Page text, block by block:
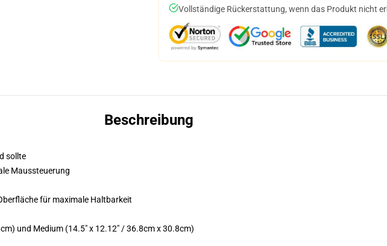
Vollständige Rückerstattung, wenn das Produkt nicht
Beschreibung
sollte
Maussteuerung
für maximale Haltbarkeit
und Medium (14.5" x 12.12" / 36.8cm x 30.8cm)